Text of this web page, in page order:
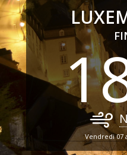
Vendredi 07